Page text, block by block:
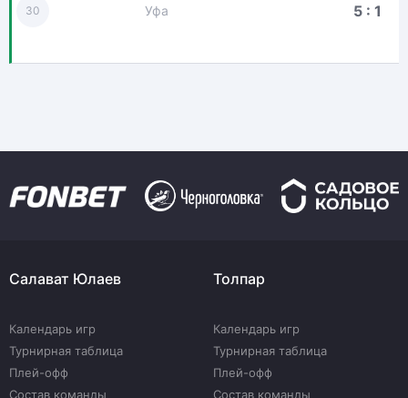
30
Уфа
5 : 1
Салават Юлаев
Календарь игр
Турнирная таблица
Плей-офф
Состав команды
Толпар
Календарь игр
Турнирная таблица
Плей-офф
Состав команды